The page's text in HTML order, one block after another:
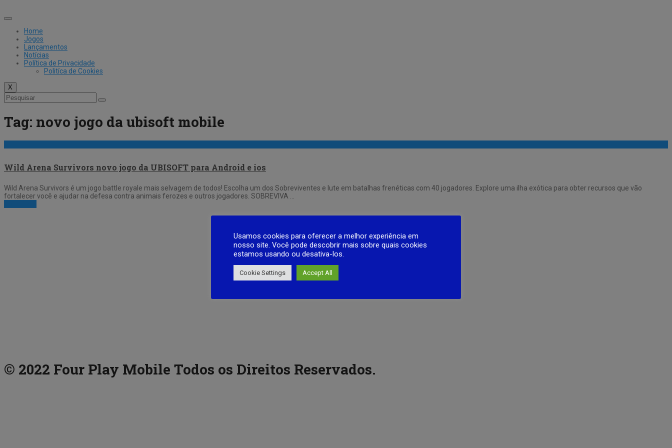
to
Home
Jogos
Lançamentos
Notícias
Política de Privacidade
Politíca de Cookies
X
Tag: novo jogo da ubisoft mobile
Wild Arena Survivors novo jogo da UBISOFT para Android e ios
Wild Arena Survivors é um jogo battle royale mais selvagem de todos! Escolha um dos Sobreviventes e lute em batalhas frenéticas com 40 jogadores. Explore uma ilha exótica para obter recursos que vão
fortalecer você e ajudar na defesa contra animais ferozes e outros jogadores. SOBREVIVA …
© 2022 Four Play Mobile Todos os Direitos Reservados.
Usamos cookies para oferecer a melhor experiência em
nosso site. Você pode descobrir mais sobre quais cookies
estamos usando ou desativa-los.
Cookie Settings Accept All